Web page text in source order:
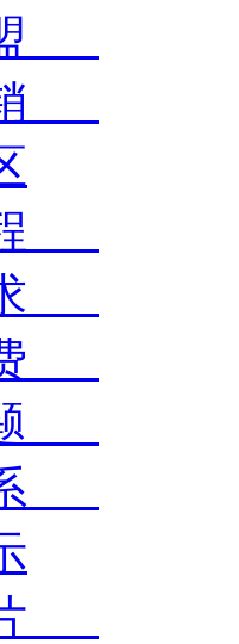
盟
销
程
求
费
题
系
片